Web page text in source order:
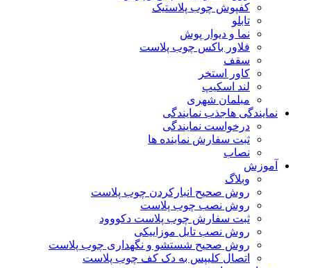
کفپوش چوب پلاستیک
تابلو
نما و دیوار پوش
فلاور باکس چوب پلاست
سقف
کاور استخر
لند اسکیپ
مبلمان شهری
نمایندگی هاجذب نمایندگی
درخواست نمایندگی
ثبت سفارش نماینده ها
نصاب
آموزش
وبلاگ
روش صحیح انبارکردن چوب پلاست
روش نصب چوب پلاست
ثبت سفارش چوب پلاست دکووود
روش نصب تایل موزاییکی
روش صحیح شستشو و نگهداری چوب پلاست
اتصال کلیپس به دک کف چوب پلاست